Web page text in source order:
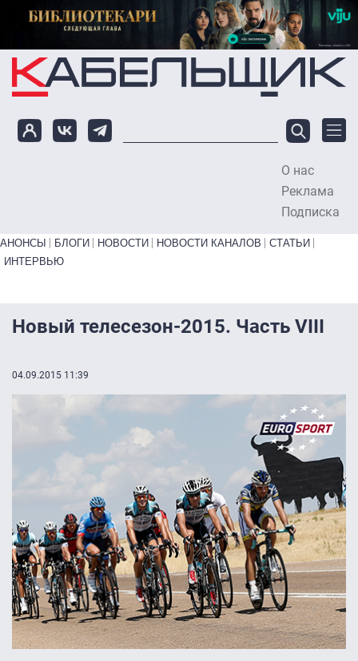
Перейти к основному содержанию
О нас
Реклама
Подписка
Primary links bottom
АНОНСЫ БЛОГИ НОВОСТИ НОВОСТИ КАНАЛОВ
СТАТЬИ
ИНТЕРВЬЮ
Новый телесезон-2015. Часть VIII
04.09.2015 11:39